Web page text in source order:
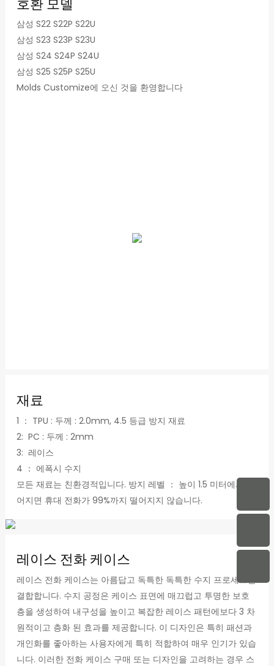
호환 모델
삼성 S22 S22P S22U
삼성 S23 S23P S23U
삼성 S24 S24P S24U
삼성 S25 S25P S25U
Molds Customize에 오신 것을 환영합니다
재료
1 ： TPU : 두께 : 2.0mm, 4.5 등급 방지 재료
2: PC : 두께 : 2mm
3: 레이스
4 ： 에폭시 수지
모든 재료는 친환경적입니다. 방지 레벨 ： 높이 1.5 미터에서 떨
어지면 휴대 전화가 99%까지 떨어지지 않습니다.
레이스 전화 케이스
레이스 전화 케이스는 아름답고 독특한 독특한 수지 프로세스를
결합합니다. 수지 공정은 케이스 표면에 매끄럽고 투명한 보호
층을 생성하여 내구성을 높이고 복잡한 레이스 패턴에보다 3 차
원적이고 층화 된 효과를 제공합니다. 이 디자인은 특히 패션과
개인화를 좋아하는 사용자에게 특히 적합하여 매우 인기가 있습
니다. 이러한 전화 케이스 구매 또는 디자인을 고려하는 경우 스